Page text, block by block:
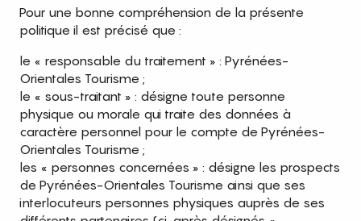
Pour une bonne compréhension de la présente
politique il est précisé que :
le « responsable du traitement » : Pyrénées-
Orientales Tourisme ;
le « sous-traitant » : désigne toute personne
physique ou morale qui traite des données à
caractère personnel pour le compte de Pyrénées-
Orientales Tourisme ;
les « personnes concernées » : désigne les prospects
de Pyrénées-Orientales Tourisme ainsi que ses
interlocuteurs personnes physiques auprès de ses